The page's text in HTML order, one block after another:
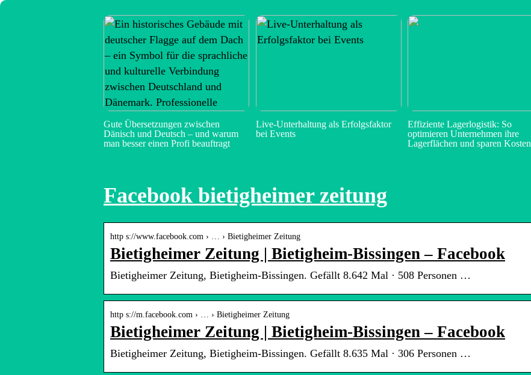
Gute Übersetzungen zwischen
Dänisch und Deutsch – und warum
man besser einen Profi beauftragt
Live-Unterhaltung als Erfolgsfaktor
bei Events
Effiziente Lagerlogistik: So
optimieren Unternehmen ihre
Lagerflächen und sparen Kosten
Facebook bietigheimer zeitung
http s://www.facebook.com › … › Bietigheimer Zeitung
Bietigheimer Zeitung | Bietigheim-Bissingen – Facebook
Bietigheimer Zeitung, Bietigheim-Bissingen. Gefällt 8.642 Mal · 508 Personen …
http s://m.facebook.com › … › Bietigheimer Zeitung
Bietigheimer Zeitung | Bietigheim-Bissingen – Facebook
Bietigheimer Zeitung, Bietigheim-Bissingen. Gefällt 8.635 Mal · 306 Personen …